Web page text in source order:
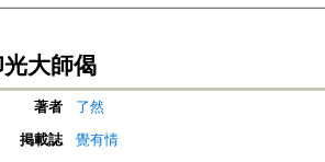
大師偈
著者
了然
掲載誌
覺有情